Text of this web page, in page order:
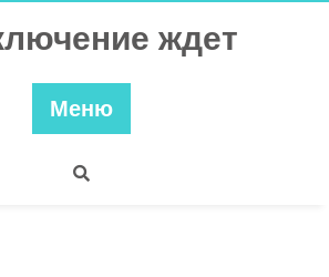
ждет
Меню